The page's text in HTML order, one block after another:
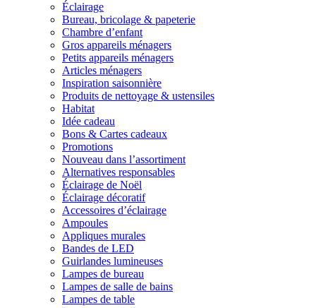
Éclairage
Bureau, bricolage & papeterie
Chambre d’enfant
Gros appareils ménagers
Petits appareils ménagers
Articles ménagers
Inspiration saisonnière
Produits de nettoyage & ustensiles
Habitat
Idée cadeau
Bons & Cartes cadeaux
Promotions
Nouveau dans l’assortiment
Alternatives responsables
Éclairage de Noël
Éclairage décoratif
Accessoires d’éclairage
Ampoules
Appliques murales
Bandes de LED
Guirlandes lumineuses
Lampes de bureau
Lampes de salle de bains
Lampes de table